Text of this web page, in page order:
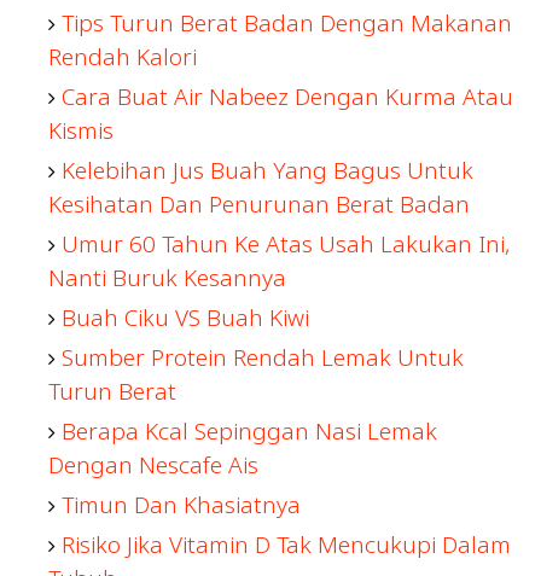
Tips Turun Berat Badan Dengan Makanan
Rendah Kalori
Cara Buat Air Nabeez Dengan Kurma Atau
Kismis
Kelebihan Jus Buah Yang Bagus Untuk
Kesihatan Dan Penurunan Berat Badan
Umur 60 Tahun Ke Atas Usah Lakukan Ini,
Nanti Buruk Kesannya
Buah Ciku VS Buah Kiwi
Sumber Protein Rendah Lemak Untuk
Turun Berat
Berapa Kcal Sepinggan Nasi Lemak
Dengan Nescafe Ais
Timun Dan Khasiatnya
Risiko Jika Vitamin D Tak Mencukupi Dalam